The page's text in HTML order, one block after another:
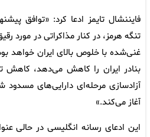
فایننشال تایمز ادعا کرد: «توافق
تنگه هرمز، در کنار مذاکراتی در مورد
غنی‌شده با خلوص بالای ایران خواهد
بنادر ایران را کاهش می‌دهد، کاهش
آزادسازی مرحله‌ای دارایی‌های مسدود
آغاز می‌کند.»
این ادعای رسانه انگلیسی در حالی